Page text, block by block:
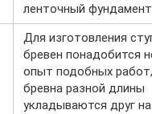
ленточный
Для изготовления
бревен понадобится
опыт подобных
бревна разной длины
укладываются друг на